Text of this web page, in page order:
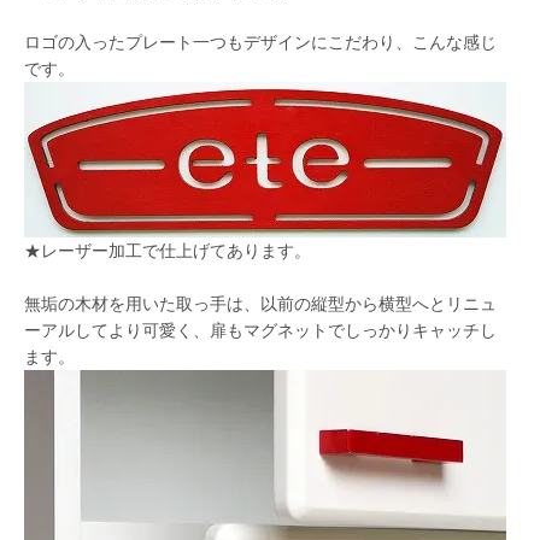
ロゴの入ったプレート一つもデザインにこだわり、こんな感じ
です。
★レーザー加工で仕上げてあります。
無垢の木材を用いた取っ手は、以前の縦型から横型へとリニュ
ーアルしてより可愛く、扉もマグネットでしっかりキャッチし
ます。